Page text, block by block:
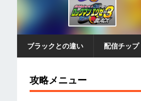
ブラックとの違い 配信チップ
攻略メニュー